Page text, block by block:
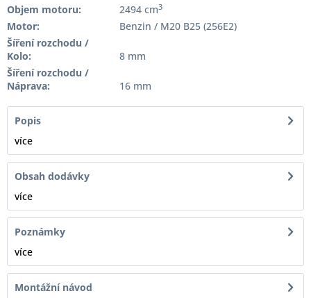
Objem motoru:
2494 cm3
Motor:
Benzin / M20 B25 (256E2)
Šíření rozchodu /
Kolo:
8 mm
Šíření rozchodu /
Náprava:
16 mm
Popis
více
Obsah dodávky
více
Poznámky
více
Montážní návod